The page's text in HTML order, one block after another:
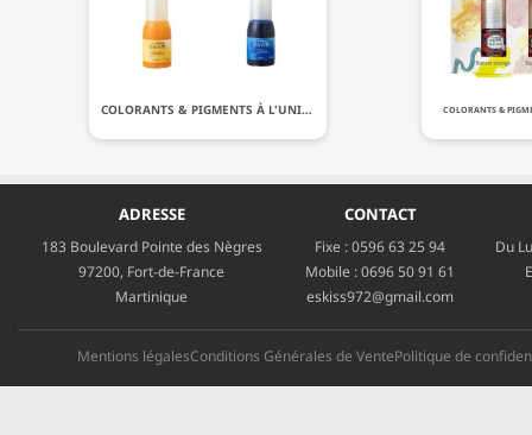
COLORANTS & PIGMENTS À L'UNITÉ COLORANTS &
ADRESSE
183 Boulevard Pointe des Nègres
97200, Fort-de-France
Martinique
CONTACT
Fixe :0596 63 25 94
Mobile :0696 50 91 61
eskiss972@gmail.com
Du
Mentions légalesConditions Générales de VentePolitique de